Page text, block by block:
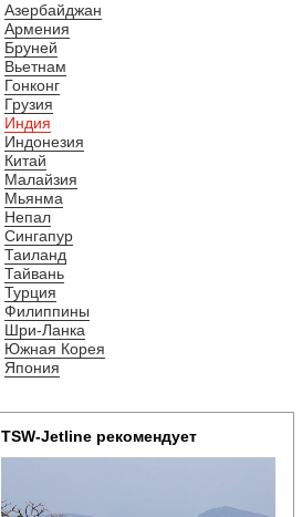
Азербайджан
Армения
Бруней
Вьетнам
Гонконг
Грузия
Индия
Индонезия
Китай
Малайзия
Мьянма
Непал
Сингапур
Таиланд
Тайвань
Турция
Филиппины
Шри-Ланка
Южная Корея
Япония
TSW-Jetline рекомендует